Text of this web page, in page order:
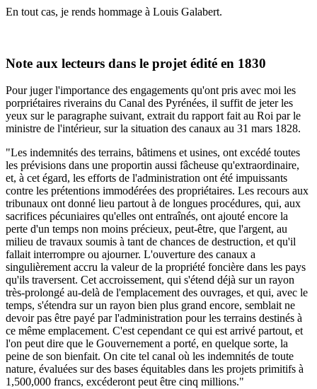
En tout cas, je rends hommage à Louis Galabert.
Note aux lecteurs dans le projet édité en 1830
Pour juger l'importance des engagements qu'ont pris avec moi les
porpriétaires riverains du Canal des Pyrénées, il suffit de jeter les
yeux sur le paragraphe suivant, extrait du rapport fait au Roi par le
ministre de l'intérieur, sur la situation des canaux au 31 mars 1828.
"Les indemnités des terrains, bâtimens et usines, ont excédé toutes
les prévisions dans une proportin aussi fâcheuse qu'extraordinaire,
et, à cet égard, les efforts de l'administration ont été impuissants
contre les prétentions immodérées des propriétaires. Les recours aux
tribunaux ont donné lieu partout à de longues procédures, qui, aux
sacrifices pécuniaires qu'elles ont entraînés, ont ajouté encore la
perte d'un temps non moins précieux, peut-être, que l'argent, au
milieu de travaux soumis à tant de chances de destruction, et qu'il
fallait interrompre ou ajourner. L'ouverture des canaux a
singulièrement accru la valeur de la propriété foncière dans les pays
qu'ils traversent. Cet accroissement, qui s'étend déjà sur un rayon
très-prolongé au-delà de l'emplacement des ouvrages, et qui, avec le
temps, s'étendra sur un rayon bien plus grand encore, semblait ne
devoir pas être payé par l'administration pour les terrains destinés à
ce même emplacement. C'est cependant ce qui est arrivé partout, et
l'on peut dire que le Gouvernement a porté, en quelque sorte, la
peine de son bienfait. On cite tel canal où les indemnités de toute
nature, évaluées sur des bases équitables dans les projets primitifs à
1,500,000 francs, excéderont peut être cinq millions."